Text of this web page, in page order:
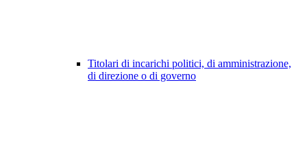
Titolari di incarichi politici, di amministrazione,
di direzione o di governo